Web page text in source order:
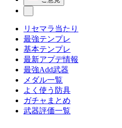
リセマラ当たり
最強テンプレ
基本テンプレ
最新アプデ情報
最強Add武器
メダル一覧
よく使う防具
ガチャまとめ
武器評価一覧